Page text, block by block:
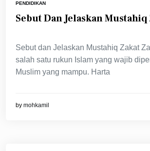
PENDIDIKAN
Sebut Dan Jelaskan Mustahiq
Sebut dan Jelaskan Mustahiq Zakat
salah satu rukun Islam yang wajib
Muslim yang mampu. Harta
by mohkamil